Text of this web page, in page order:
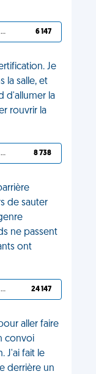
TU L'AS BIEN MÉRITÉ 6 147
Je
la salle, et
d'allumer la
rouvrir la
TU L'AS BIEN MÉRITÉ 8 738
de sauter
ne passent
ont
TU L'AS BIEN MÉRITÉ 24 147
aller faire
convoi
J'ai fait le
derrière un